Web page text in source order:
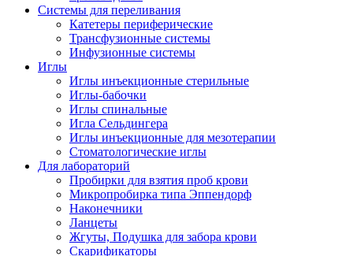
Системы для переливания
Катетеры периферические
Трансфузионные системы
Инфузионные системы
Иглы
Иглы инъекционные стерильные
Иглы-бабочки
Иглы спинальные
Игла Сельдингера
Иглы инъекционные для мезотерапии
Стоматологические иглы
Для лабораторий
Пробирки для взятия проб крови
Микропробирка типа Эппендорф
Наконечники
Ланцеты
Жгуты, Подушка для забора крови
Скарификаторы